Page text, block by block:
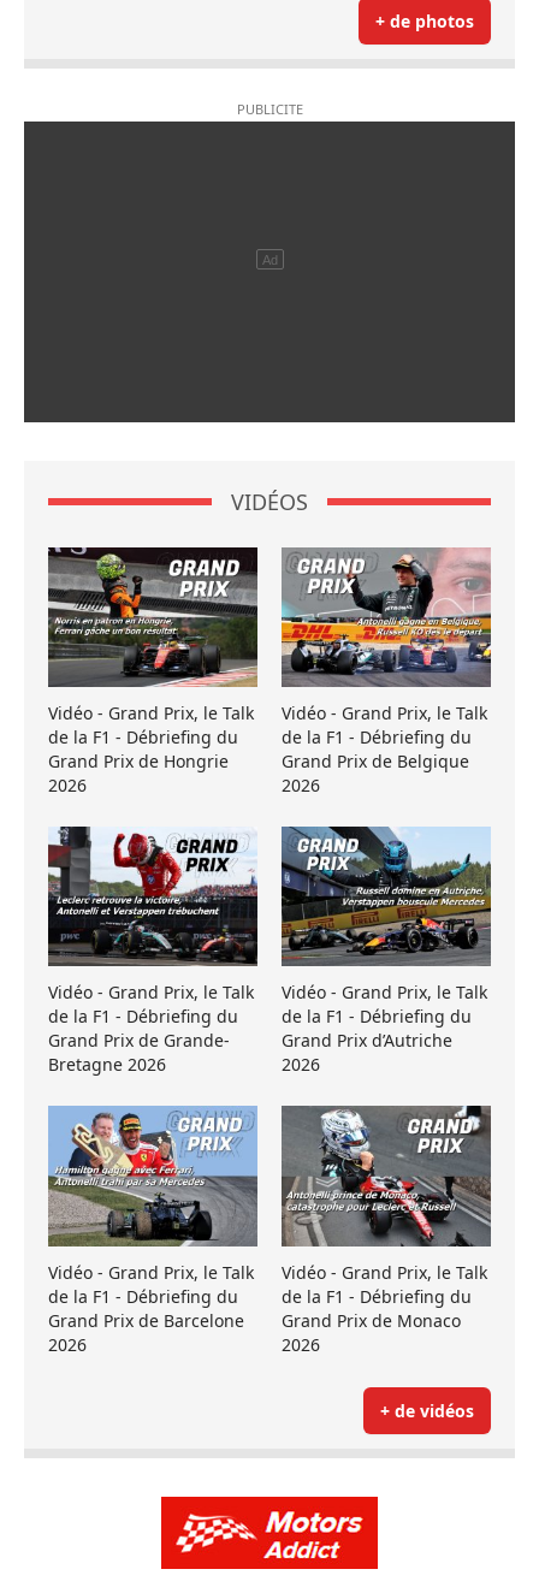
+ de photos
VIDÉOS
Vidéo - Grand Prix, le Talk
de la F1 - Débriefing du
Grand Prix de Hongrie
2026
Vidéo - Grand Prix, le Talk
de la F1 - Débriefing du
Grand Prix de Belgique
2026
Vidéo - Grand Prix, le Talk
de la F1 - Débriefing du
Grand Prix de Grande-
Bretagne 2026
Vidéo - Grand Prix, le Talk
de la F1 - Débriefing du
Grand Prix d’Autriche
2026
Vidéo - Grand Prix, le Talk
de la F1 - Débriefing du
Grand Prix de Barcelone
2026
Vidéo - Grand Prix, le Talk
de la F1 - Débriefing du
Grand Prix de Monaco
2026
+ de vidéos